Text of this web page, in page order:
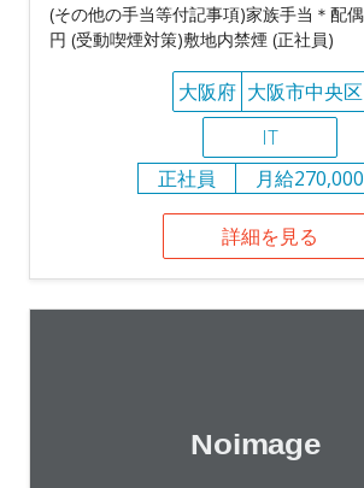
(その他の手当等付記事項)家族手当＊配
円 (受動喫煙対策)敷地内禁煙 (正社員)
大阪府 大阪市中央区
IT
正社員
月給
詳細を見る